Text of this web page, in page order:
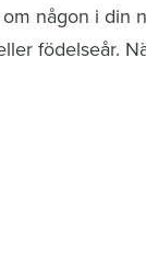
någon i din
födelseår.